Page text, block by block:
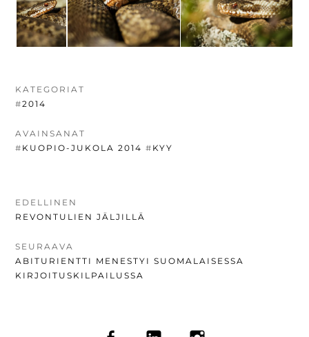
KATEGORIAT
#2014
AVAINSANAT
# KUOPIO-JUKOLA 2014 # KYY
ARTIKKELIEN
SELAUS
EDELLINEN
EDELLINEN
REVONTULIEN JÄLJILLÄ
SEURAAVA
SEURAAVA
UUTINEN:
ABITURIENTTI MENESTYI SUOMALAISESSA
KIRJOITUSKILPAILUSSA